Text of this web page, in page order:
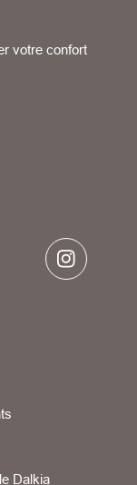
votre confort
Dalkia